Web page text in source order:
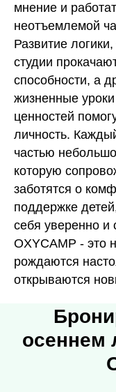
мнение и
неотъемлемой
Развитие
студии
способности, а
жизненные
ценностей
личность.
частью
которую
заботятся о
поддержке
себя уверенно и
OXYCAMP - это
рождаются
открываются
осеннем